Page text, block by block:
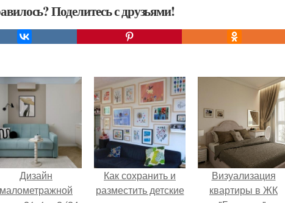
Поделитесь с друзьями!
Дизайн
малометражной
Как сохранить и
разместить детские
Визуализация
квартиры в ЖК